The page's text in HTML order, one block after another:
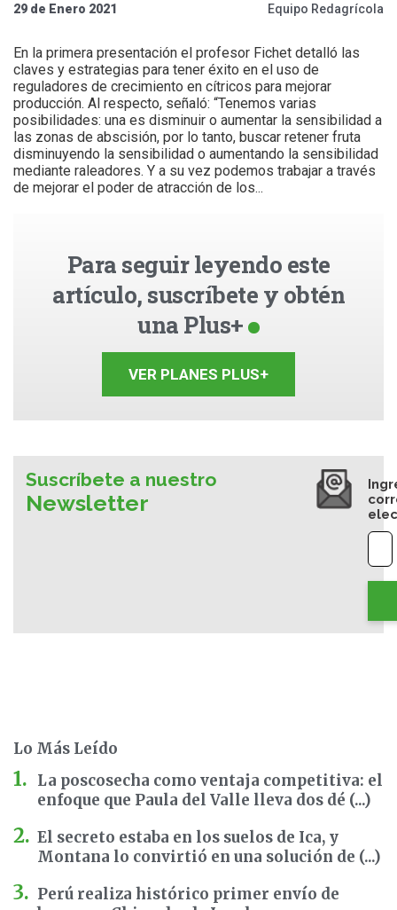
29 de Enero 2021 Equipo Redagrícola
En la primera presentación el profesor Fichet detalló las
claves y estrategias para tener éxito en el uso de
reguladores de crecimiento en cítricos para mejorar
producción. Al respecto, señaló: “Tenemos varias
posibilidades: una es disminuir o aumentar la sensibilidad a
las zonas de abscisión, por lo tanto, buscar retener fruta
disminuyendo la sensibilidad o aumentando la sensibilidad
mediante raleadores. Y a su vez podemos trabajar a través
de mejorar el poder de atracción de los...
Para seguir leyendo este
artículo, suscríbete y obtén
una Plus+
VER PLANES PLUS+
Suscríbete a nuestro
Newsletter
Lo Más Leído
La poscosecha como ventaja competitiva: el
enfoque que Paula del Valle lleva dos dé (...)
El secreto estaba en los suelos de Ica, y
Montana lo convirtió en una solución de (...)
Perú realiza histórico primer envío de